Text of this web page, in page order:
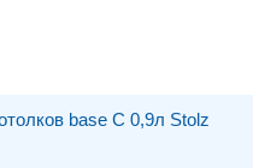
base С 0,9л Stolz